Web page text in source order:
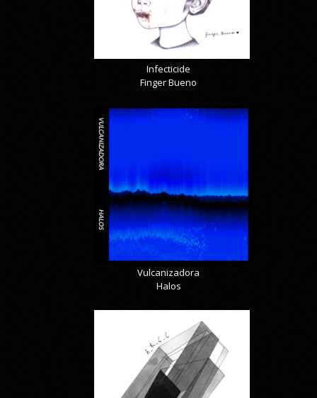
Infecticide
Finger Bueno
Vulcanizadora
Halos